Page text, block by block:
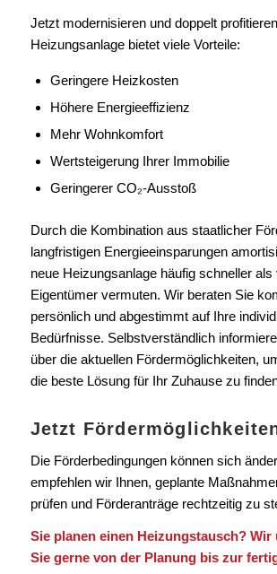
Jetzt modernisieren und doppelt
Heizungsanlage bietet viele Vorteile:
Geringere Heizkosten
Höhere Energieeffizienz
Mehr Wohnkomfort
Wertsteigerung Ihrer Immobilie
Geringerer CO₂-Ausstoß
Durch die Kombination aus staatlicher
langfristigen Energieeinsparungen
neue Heizungsanlage häufig schneller als
Eigentümer vermuten. Wir beraten Sie
persönlich und abgestimmt auf Ihre
Bedürfnisse. Selbstverständlich
über die aktuellen Fördermöglichkeiten,
die beste Lösung für Ihr Zuhause zu
Jetzt
Die Förderbedingungen können sich
empfehlen wir Ihnen, geplante
prüfen und Förderanträge rechtzeitig zu
Sie planen einen Heizungstausch?
Sie gerne von der Planung bis zur